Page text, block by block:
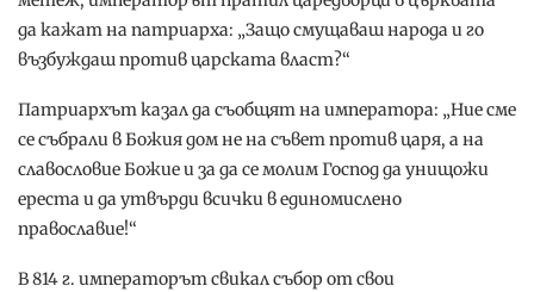
да кажат на патриарха: „Защо смущаваш народа и го
възбуждаш против царската власт?“
Патриархът казал да съобщят на императора: „Ние сме
се събрали в Божия дом не на съвет против царя, а на
славословие Божие и за да се молим Господ да унищожи
ереста и да утвърди всички в единомислено
православие!“
В 814 г. императорът свикал събор от свои